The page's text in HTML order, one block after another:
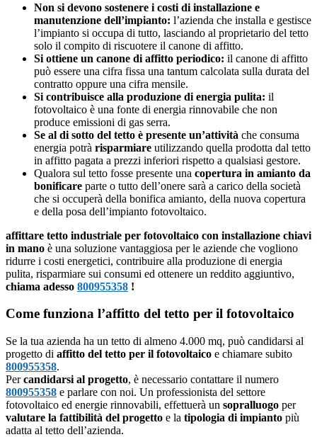
Non si devono sostenere i costi di installazione e
manutenzione dell’impianto: l’azienda che installa e gestisce
l’impianto si occupa di tutto, lasciando al proprietario del tetto
solo il compito di riscuotere il canone di affitto.
Si ottiene un canone di affitto periodico: il canone di affitto
può essere una cifra fissa una tantum calcolata sulla durata del
contratto oppure una cifra mensile.
Si contribuisce alla produzione di energia pulita: il
fotovoltaico è una fonte di energia rinnovabile che non
produce emissioni di gas serra.
Se al di sotto del tetto è presente un’attività che consuma
energia potrà risparmiare utilizzando quella prodotta dal tetto
in affitto pagata a prezzi inferiori rispetto a qualsiasi gestore.
Qualora sul tetto fosse presente una copertura in amianto da
bonificare parte o tutto dell’onere sarà a carico della società
che si occuperà della bonifica amianto, della nuova copertura
e della posa dell’impianto fotovoltaico.
affittare tetto industriale per fotovoltaico con installazione chiavi
in mano è una soluzione vantaggiosa per le aziende che vogliono
ridurre i costi energetici, contribuire alla produzione di energia
pulita, risparmiare sui consumi ed ottenere un reddito aggiuntivo,
chiama adesso 800955358 !
Come funziona l’affitto del tetto per il fotovoltaico
Se la tua azienda ha un tetto di almeno 4.000 mq, può candidarsi al
progetto di affitto del tetto per il fotovoltaico e chiamare subito
800955358.
Percandidarsi al progetto, è necessario contattare il numero
800955358 e parlare con noi. Un professionista del settore
fotovoltaico ed energie rinnovabili, effettuerà un sopralluogo per
valutare la fattibilità del progetto e la tipologia di impianto più
adatta al tetto dell’azienda.